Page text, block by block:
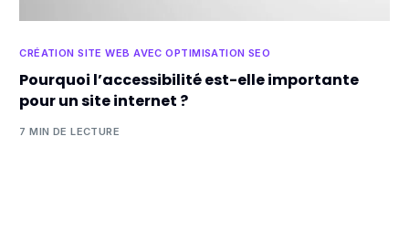
CRÉATION SITE WEB AVEC OPTIMISATION SEO
Pourquoi l’accessibilité est-elle importante
pour un site internet ?
7 MIN DE LECTURE